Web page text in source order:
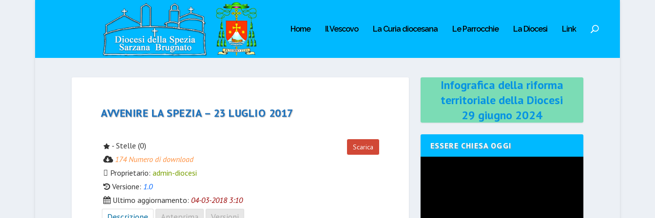
Home Il Vescovo La Curia diocesana Le Parrocchie La Diocesi Link
AVVENIRE LA SPEZIA – 23 LUGLIO 2017
Scarica
- Stelle (0)
174 Numero di download
Proprietario: admin-diocesi
Versione: 1.0
Ultimo aggiornamento: 04-03-2018 3:10
Infografica della riforma
territoriale della Diocesi
29 giugno 2024
ESSERE CHIESA OGGI